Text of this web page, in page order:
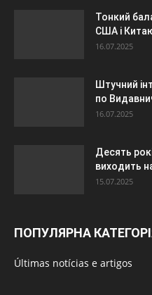
Тонкий
США і
16.07.2025
Штучний
по
16.07.2025
Десять
виходить
15.07.2025
ПОПУЛЯРНА
Últimas notícias e artigos